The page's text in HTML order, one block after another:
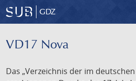
GDZ
VD17 Nova
Das „Verzeichnis der im